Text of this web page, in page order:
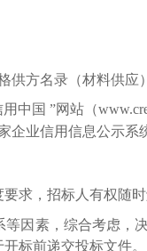
方名录（材料供应
中国 ”网站（
企业信用信息公示
求，招标人有权随时
因素，综合考虑
标前递交投标文件。